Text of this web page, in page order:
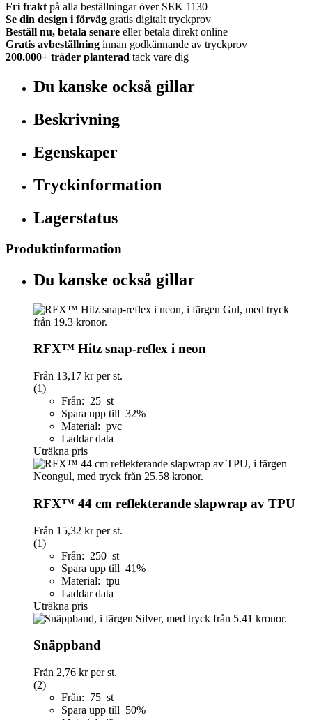
Fri frakt på alla beställningar över SEK 1130
Se din design i förväg gratis digitalt tryckprov
Beställ nu, betala senare eller betala direkt online
Gratis avbeställning innan godkännande av tryckprov
200.000+ träder planterad tack vare dig
Du kanske också gillar
Beskrivning
Egenskaper
Tryckinformation
Lagerstatus
Produktinformation
Du kanske också gillar
RFX™ Hitz snap-reflex i neon
Från 13,17 krper st.
(1)
Från: 25 st
Spara upp till 32%
Material: pvc
Laddar data
Uträkna pris
RFX™ 44 cm reflekterande slapwrap av TPU
Från 15,32 krper st.
(1)
Från: 250 st
Spara upp till 41%
Material: tpu
Laddar data
Uträkna pris
Snäppband
Från 2,76 krper st.
(2)
Från: 75 st
Spara upp till 50%